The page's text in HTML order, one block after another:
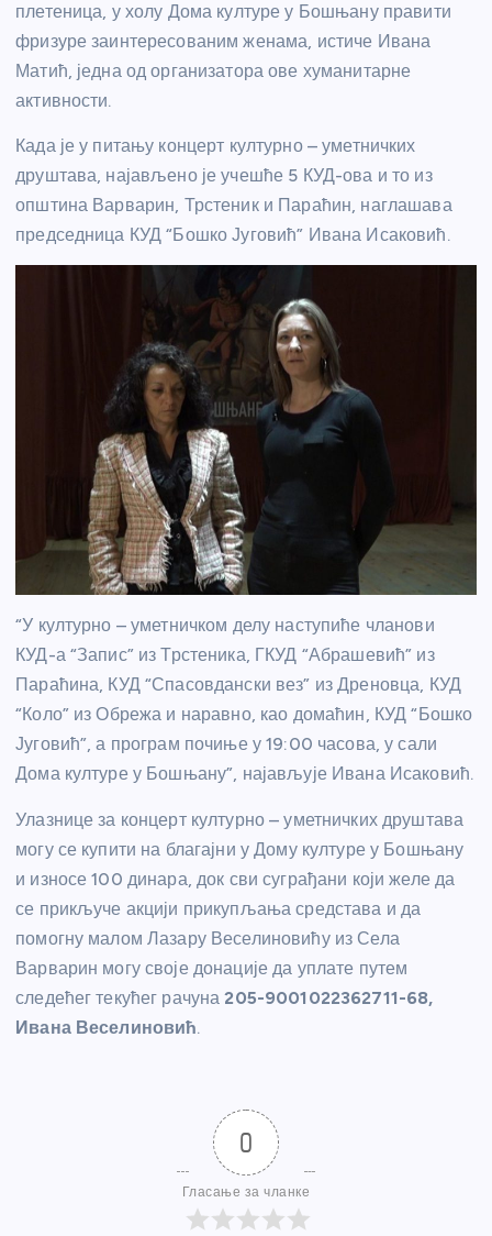
плетеница, у холу Дома културе у Бошњану правити
фризуре заинтересованим женама, истиче Ивана
Матић, једна од организатора ове хуманитарне
активности.
Када је у питању концерт културно – уметничких
друштава, најављено је учешће 5 КУД-ова и то из
општина Варварин, Трстеник и Параћин, наглашава
председница КУД “Бошко Југовић” Ивана Исаковић.
“У културно – уметничком делу наступиће чланови
КУД-а “Запис” из Трстеника, ГКУД “Абрашевић” из
Параћина, КУД “Спасовдански вез” из Дреновца, КУД
“Коло” из Обрежа и наравно, као домаћин, КУД “Бошко
Југовић”, а програм почиње у 19:00 часова, у сали
Дома културе у Бошњану”, најављује Ивана Исаковић.
Улазнице за концерт културно – уметничких друштава
могу се купити на благајни у Дому културе у Бошњану
и износе 100 динара, док сви суграђани који желе да
се прикључе акцији прикупљања средстава и да
помогну малом Лазару Веселиновићу из Села
Варварин могу своје донације да уплате путем
следећег текућег рачуна205-9001022362711-68,
Ивана Веселиновић.
0
Гласање за чланке